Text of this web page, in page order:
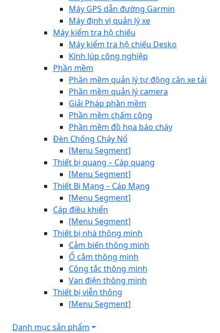
Máy GPS dẫn đường Garmin
Máy định vị quản lý xe
Máy kiểm tra hộ chiếu
Máy kiểm tra hộ chiếu Desko
Kính lúp công nghiệp
Phần mềm
Phần mềm quản lý tự động cân xe tải
Phần mềm quản lý camera
Giải Pháp phần mềm
Phần mềm chấm công
Phần mềm đồ họa báo cháy
Đèn Chống Cháy Nổ
[Menu Segment]
Thiết bị quang – Cáp quang
[Menu Segment]
Thiết Bị Mạng – Cáp Mạng
[Menu Segment]
Cáp điều khiển
[Menu Segment]
Thiết bị nhà thông minh
Cảm biến thông minh
Ổ cắm thông minh
Công tắc thông minh
Van điện thông minh
Thiết bị viễn thông
[Menu Segment]
Danh mục sản phẩm